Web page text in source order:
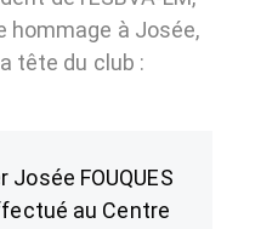
hommage à Josée,
tête du club :
FOUQUES
au Centre